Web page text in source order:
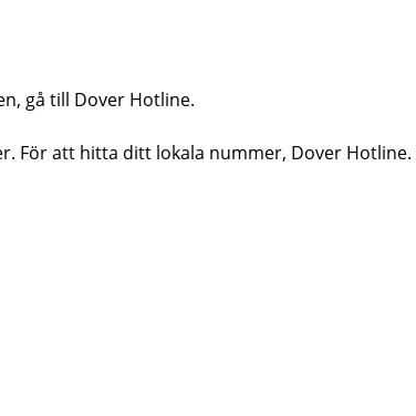
gå till Dover Hotline.
För att hitta ditt lokala nummer, Dover Hotline.